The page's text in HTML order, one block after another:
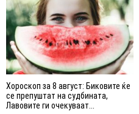
Хороскоп за 8 август: Биковите ќе
се препуштат на судбината,
Лавовите ги очекуваат...